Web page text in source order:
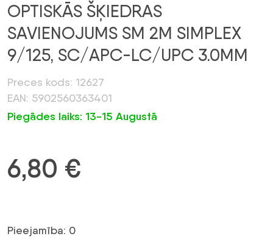
OPTISKĀS ŠĶIEDRAS
SAVIENOJUMS SM 2M SIMPLEX
9/125, SC/APC-LC/UPC 3.0MM
Preces kods: 12627
EAN: 5902560363401
Piegādes laiks: 13-15 Augustā
6,80 €
Pieejamība: 0